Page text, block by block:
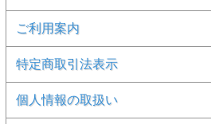
ご利用案内
特定商取引法表示
個人情報の取扱い